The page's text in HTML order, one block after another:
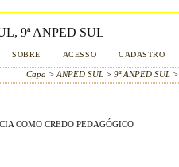
9ª ANPED SUL
SOBRE ACESSO CADASTRO
Capa > ANPED SUL> 9ª ANPED SUL>
COMO CREDO PEDAGÓGICO